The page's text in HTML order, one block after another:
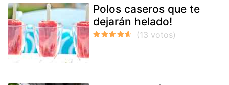
Polos caseros que te
dejarán helado!